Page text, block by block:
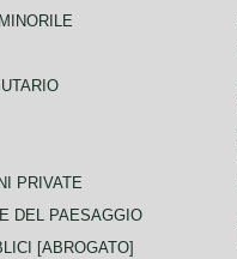
PRIVATE
DEL PAESAGGIO
[ABROGATO]